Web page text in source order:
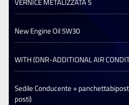
New Engine Oil 5W30
WITH (DNR-ADDITIONAL AIR
Sedile Conducente +
posti)